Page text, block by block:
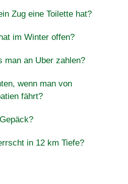
Zug eine Toilette hat?
im Winter offen?
man an Uber zahlen?
wenn man von
fährt?
in 12 km Tiefe?